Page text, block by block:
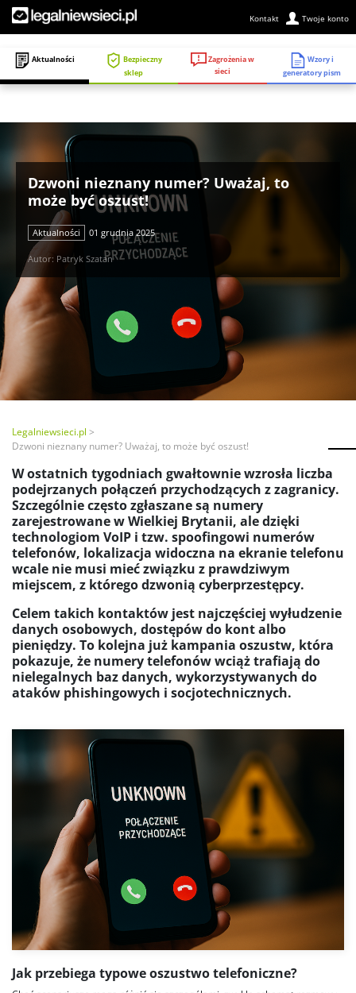
Kontakt Twoje konto
Aktualności
Bezpieczny
sklep
Zagrożenia w
sieci
Wzory i
generatory pism
Dzwoni nieznany numer? Uważaj, to
może być oszust!
Aktualności 01 grudnia 2025
Autor: Patryk Szatan
Legalniewsieci.pl
Dzwoni nieznany numer? Uważaj, to może być oszust!
W ostatnich tygodniach gwałtownie wzrosła liczba
podejrzanych połączeń przychodzących z zagranicy.
Szczególnie często zgłaszane są numery
zarejestrowane w Wielkiej Brytanii, ale dzięki
technologiom VoIP i tzw. spoofingowi numerów
telefonów, lokalizacja widoczna na ekranie telefonu
wcale nie musi mieć związku z prawdziwym
miejscem, z którego dzwonią cyberprzestępcy.
Celem takich kontaktów jest najczęściej wyłudzenie
danych osobowych, dostępów do kont albo
pieniędzy. To kolejna już kampania oszustw, która
pokazuje, że numery telefonów wciąż trafiają do
nielegalnych baz danych, wykorzystywanych do
ataków phishingowych i socjotechnicznych.
Jak przebiega typowe oszustwo telefoniczne?